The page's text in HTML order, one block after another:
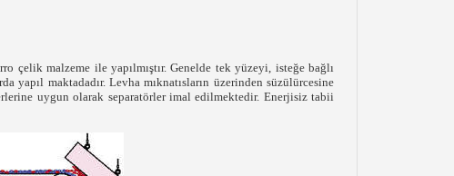
çelik malzeme ile yapılmıştır. Genelde tek yüzeyi, isteğe bağlı
maktadadır. Levha mıknatısların üzerinden süzülürcesine
uygun olarak separatörler imal edilmektedir. Enerjisiz tabii